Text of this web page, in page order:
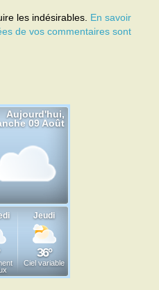
les indésirables. En savoir
de vos commentaires sont